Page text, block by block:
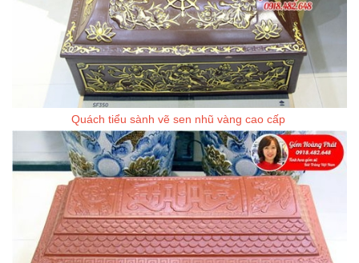
Quách tiểu sành vẽ sen nhũ vàng cao cấp